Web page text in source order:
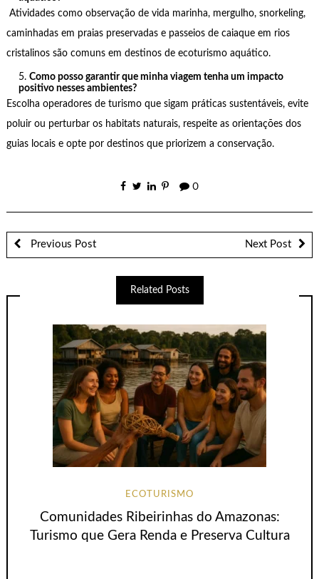
Atividades como observação de vida marinha, mergulho, snorkeling,
caminhadas em praias preservadas e passeios de caiaque em rios
cristalinos são comuns em destinos de ecoturismo aquático.
Como posso garantir que minha viagem tenha um impacto
positivo nesses ambientes?
Escolha operadores de turismo que sigam práticas sustentáveis, evite
poluir ou perturbar os habitats naturais, respeite as orientações dos
guias locais e opte por destinos que priorizem a conservação.
0
Previous Post Next Post
Related Posts
ECOTURISMO
Comunidades Ribeirinhas do Amazonas:
Turismo que Gera Renda e Preserva Cultura